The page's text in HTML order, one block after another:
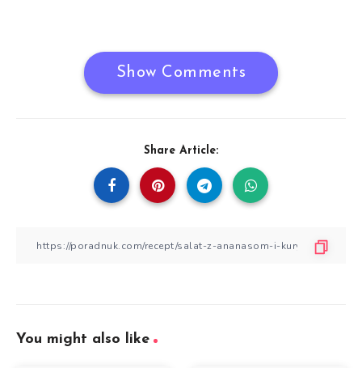
Show Comments
Share Article:
You might also like